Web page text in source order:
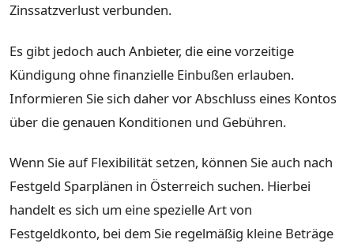
Zinssatzverlust verbunden.
Es gibt jedoch auch Anbieter, die eine vorzeitige
Kündigung ohne finanzielle Einbußen erlauben.
Informieren Sie sich daher vor Abschluss eines Kontos
über die genauen Konditionen und Gebühren.
Wenn Sie auf Flexibilität setzen, können Sie auch nach
Festgeld Sparplänen in Österreich suchen. Hierbei
handelt es sich um eine spezielle Art von
Festgeldkonto, bei dem Sie regelmäßig kleine Beträge